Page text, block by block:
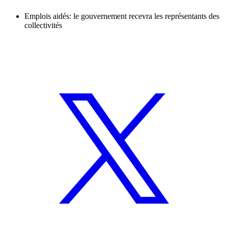
Emplois aidés: le gouvernement recevra les représentants des
collectivités